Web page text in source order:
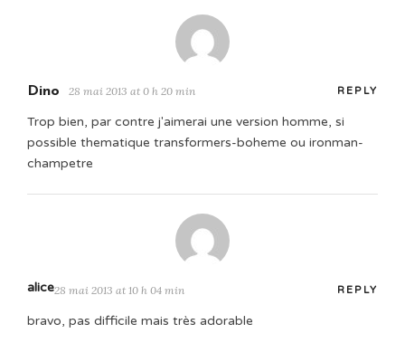
Dino 28 mai 2013 at 0 h 20 min REPLY
Trop bien, par contre j'aimerai une version homme, si
possible thematique transformers-boheme ou ironman-
champetre
alice28 mai 2013 at 10 h 04 min REPLY
bravo, pas difficile mais très adorable